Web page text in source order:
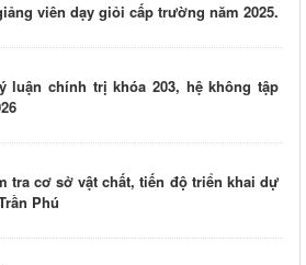
viên dạy giỏi cấp trường năm 2025.
luận chính trị khóa 203, hệ không tập
tra cơ sở vật chất, tiến độ triển khai dự
Phú